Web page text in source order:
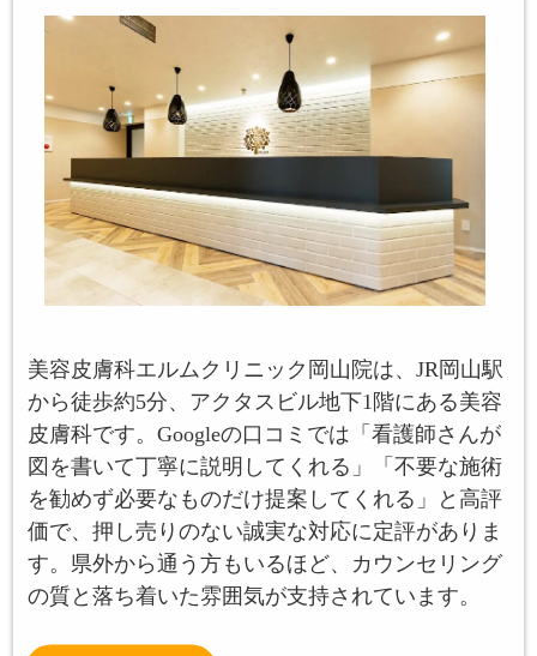
美容皮膚科エルムクリニック岡山院は、JR岡山駅
から徒歩約5分、アクタスビル地下1階にある美容
皮膚科です。Googleの口コミでは「看護師さんが
図を書いて丁寧に説明してくれる」「不要な施術
を勧めず必要なものだけ提案してくれる」と高評
価で、押し売りのない誠実な対応に定評がありま
す。県外から通う方もいるほど、カウンセリング
の質と落ち着いた雰囲気が支持されています。